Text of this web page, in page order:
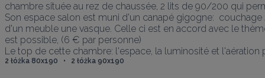
chambre située au rez de chaussée, 2 lits de 90/200 qui
Son espace salon est muni d'un canapé gigogne:
d'un meuble une vasque. Celle ci est en accord avec le
est possible, (6 € par personne)
Le top de cette chambre: l'espace, la luminosité et
2 łóżka 80x190   •   2 łóżka 90x190